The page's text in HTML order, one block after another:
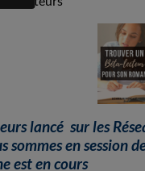
lancé sur les
en session
est en cours